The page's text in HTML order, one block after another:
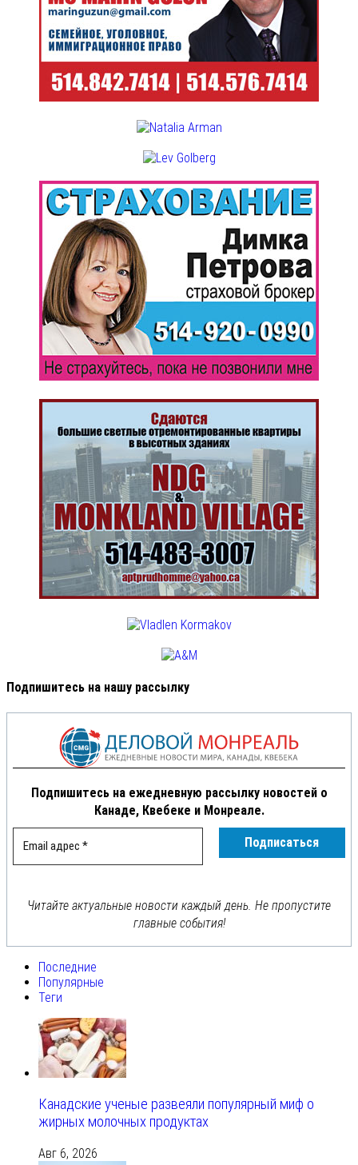
Подпишитесь на нашу рассылку
Подпишитесь на ежедневную рассылку новостей о
Канаде, Квебеке и Монреале.
Читайте актуальные новости каждый день. Не пропустите
главные события!
Последние
Популярные
Теги
Канадские ученые развеяли популярный миф о
жирных молочных продуктах
Авг 6, 2026